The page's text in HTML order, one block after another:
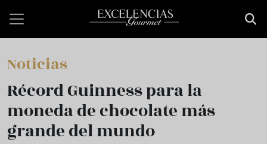
Noticias
Récord Guinness para la
moneda de chocolate más
grande del mundo